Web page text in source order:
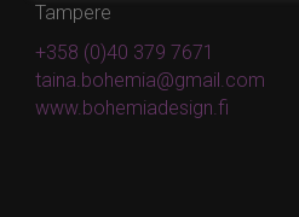
Tampere
+358 (0)40 379 7671
taina.bohemia@gmail.com
www.bohemiadesign.fi